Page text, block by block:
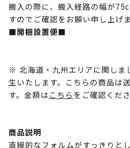
搬入の際に、搬入経路の幅が
すのでご確認をお願い申し上げま
■開梱設置便■
※ 北海道・九州エリアに関しま
生いたします。こちらの商品は
す。金額はこちらをご確認くださ
商品説明
直線的なフォルムがすっきりと